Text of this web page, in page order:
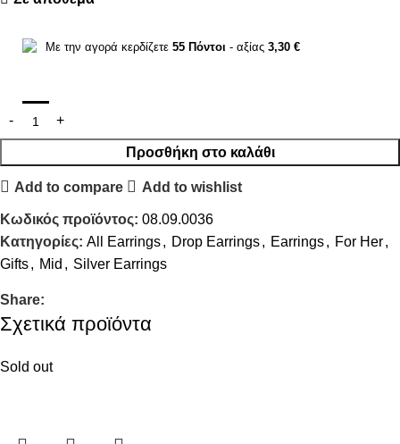
Με την αγορά κερδίζετε 55 Πόντοι - αξίας 3,30 €
Προσθήκη στο καλάθι
Add to compare Add to wishlist
Κωδικός προϊόντος: 08.09.0036
Κατηγορίες: All Earrings, Drop Earrings, Earrings, For Her,
Gifts, Mid , Silver Earrings
Share:
Σχετικά προϊόντα
Sold out